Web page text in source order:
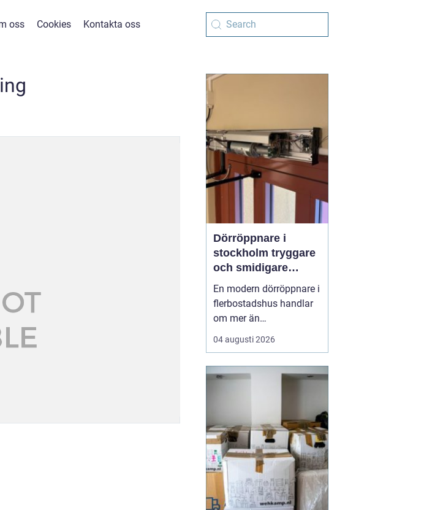
oss Cookies Kontakta oss
Dörröppnare i
stockholm tryggare
och smidigare
entréer i vardagen
En modern dörröppnare i
flerbostadshus handlar
om mer än
bekvämlighet. Rätt
lösning ökar
slitaget på dörrar och
och besökare. När
många människor
passerar samma entré
varje dag blir ...
04 augusti 2026